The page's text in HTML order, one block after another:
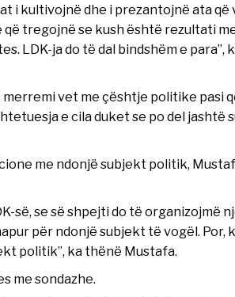
i kultivojnë dhe i prezantojnë ata
tregojnë se kush është rezultati
LDK-ja do të dal bindshëm e para”,
vet me çështje politike pasi
e cila duket se po del jashtë
me ndonjë subjekt politik,
së, se së shpejti do të organizojmë
për ndonjë subjekt të vogël. Por,
politik”, ka thënë Mustafa.
me sondazhe.